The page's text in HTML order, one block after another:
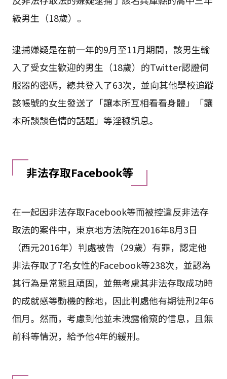
級男生（18歲）。
逮捕嫌疑是在前一年的9月至11月期間，該男生輸
入了受女生歡迎的男生（18歲）的Twitter認證伺
服器的密碼，總共登入了63次，並向其他學校追蹤
該帳號的女生發送了「讓本所互相看看身體」「讓
本所談談色情的話題」等淫穢訊息。
非法存取Facebook等
在一起因非法存取Facebook等而被控違反非法存
取法的案件中，東京地方法院在2016年8月3日
（西元2016年）判處被告（29歲）有罪，認定他
非法存取了7名女性的Facebook等238次，並認為
其行為是常態且頑固，並無考慮其非法存取成功時
的成就感等動機的餘地，因此判處他有期徒刑2年6
個月。然而，考慮到他並未洩露偷窺的信息，且無
前科等情況，給予他4年的緩刑。